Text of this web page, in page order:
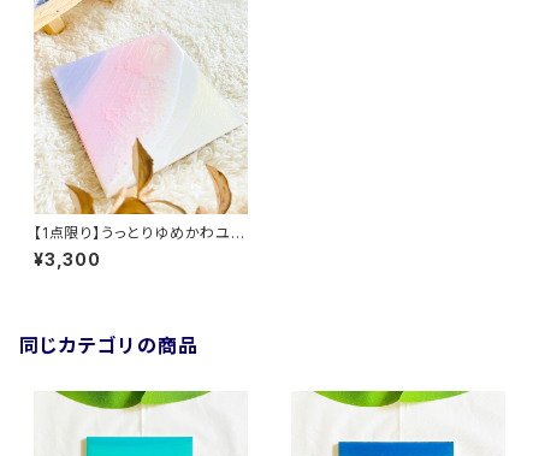
【1点限り】うっとりゆめかわユニ
コーンカラー スクエアミニア
ート (10cm × 10cm)
¥3,300
同じカテゴリの商品